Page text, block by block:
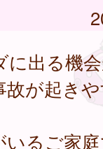
出る機
が起き
いるご家